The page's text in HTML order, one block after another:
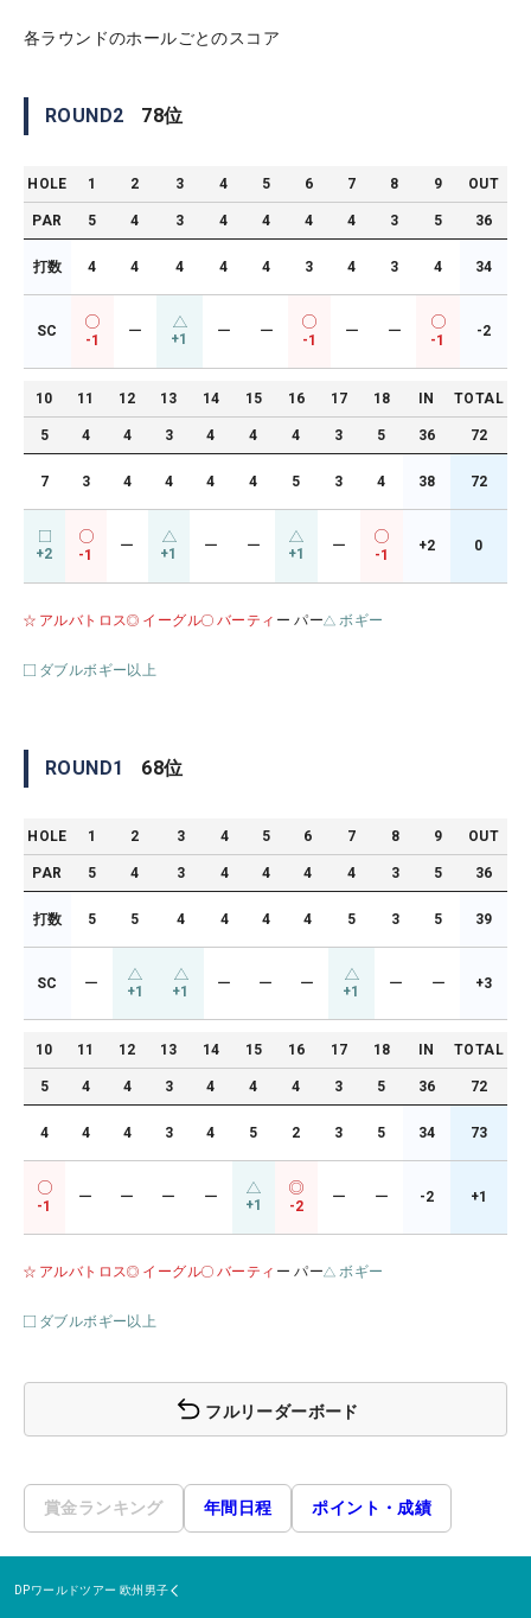
各ラウンドのホールごとのスコア
ROUND2 78位
HOLE 1 2 3 4 5 6 7 8 9 OUT
PAR 5 4 3 4 4 4 4 3 5 36
打数 4 4 4 4 4 3 4 3 4 34
SC
-1
ー +1 ー ー
-1
ー ー
-1
-2
10 11 12 13 14 15 16 17 18 IN TOTAL
5 4 4 3 4 4 4 3 5 36 72
7 3 4 4 4 4 5 3 4 38 72
+2 -1
ー +1 ー ー +1 ー
-1
+2 0
アルバトロス イーグル バーティ ー パー ボギー
ダブルボギー以上
ROUND1 68位
HOLE 1 2 3 4 5 6 7 8 9 OUT
PAR 5 4 3 4 4 4 4 3 5 36
打数 5 5 4 4 4 4 5 3 5 39
SC ー +1 +1 ー ー ー +1 ー ー +3
10 11 12 13 14 15 16 17 18 IN TOTAL
5 4 4 3 4 4 4 3 5 36 72
4 4 4 3 4 5 2 3 5 34 73
-1
ー ー ー ー +1 -2
ー ー -2 +1
アルバトロス イーグル バーティ ー パー ボギー
ダブルボギー以上
フルリーダーボード
賞金ランキング 年間日程 ポイント・成績
DPワールドツアー 欧州男子